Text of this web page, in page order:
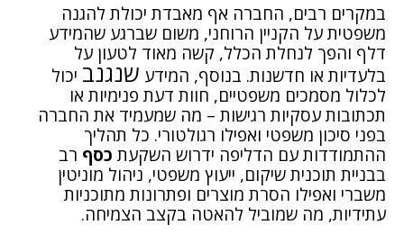
במקרים רבים, החברה אף מאבדת יכולת להגנה
משפטית על הקניין הרוחני, משום שברגע שהמידע
דלף והפך לנחלת הכלל, קשה מאוד לטעון על
בלעדיות או חדשנות. בנוסף, המידע שנגנב יכול
לכלול מסמכים משפטיים, חוות דעת פנימיות או
תכתובות עסקיות רגישות – מה שמעמיד את החברה
בפני סיכון משפטי ואפילו רגולטורי. כל תהליך
ההתמודדות עם הדליפה ידרוש השקעתכסף רב
בבניית תוכנית שיקום, ייעוץ משפטי, ניהול מוניטין
משברי ואפילו הסרת מוצרים ופתרונות מתוכניות
עתידיות, מה שמוביל להאטה בקצב הצמיחה.